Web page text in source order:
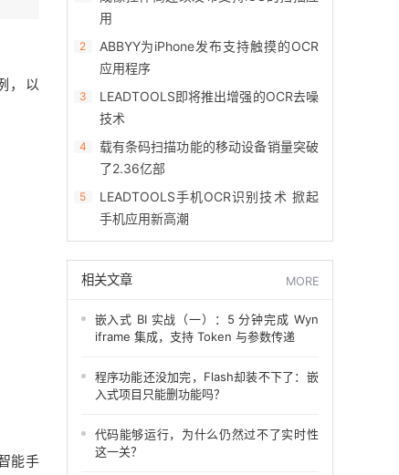
，以
能手
用
2
ABBYY为iPhone发布支持触摸的OCR
应用程序
3
LEADTOOLS即将推出增强的OCR去噪
技术
4
载有条码扫描功能的移动设备销量突破
了2.36亿部
5
LEADTOOLS手机OCR识别技术 掀起
手机应用新高潮
相关文章 MORE
嵌入式 BI 实战（一）：5 分钟完成 Wyn
iframe 集成，支持 Token 与参数传递
程序功能还没加完，Flash却装不下了：嵌
入式项目只能删功能吗？
代码能够运行，为什么仍然过不了实时性
这一关？